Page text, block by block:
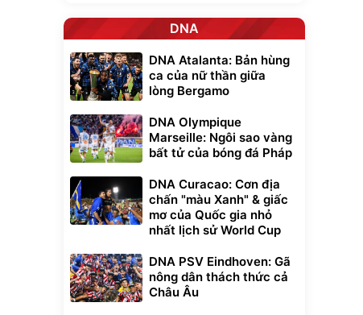
DNA
DNA Atalanta: Bản hùng
ca của nữ thần giữa
lòng Bergamo
DNA Olympique
Marseille: Ngôi sao vàng
bất tử của bóng đá Pháp
DNA Curacao: Cơn địa
chấn "màu Xanh" & giấc
mơ của Quốc gia nhỏ
nhất lịch sử World Cup
DNA PSV Eindhoven: Gã
nông dân thách thức cả
Châu Âu